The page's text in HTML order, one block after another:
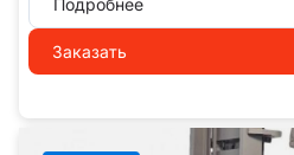
Подробнее
Заказать